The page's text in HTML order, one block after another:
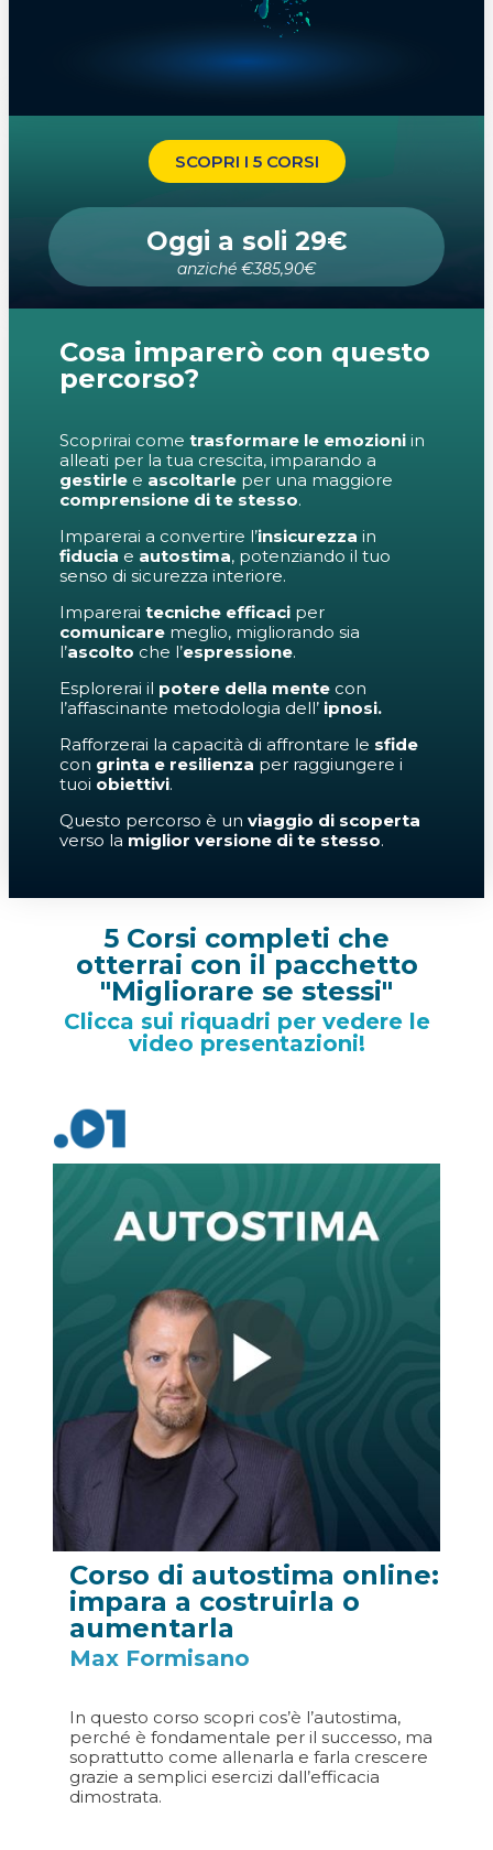
SCOPRI I 5 CORSI
Oggi a soli 29€
anziché €385,90€
Cosa imparerò con questo
percorso?
Scoprirai come trasformare le emozioni in
alleati per la tua crescita, imparando a
gestirle e ascoltarle per una maggiore
comprensione di te stesso.
Imparerai a convertire l’insicurezza in
fiducia e autostima, potenziando il tuo
senso di sicurezza interiore.
Imparerai tecniche efficaci per
comunicare meglio, migliorando sia
l’ascolto che l’espressione.
Esplorerai il potere della mente con
l’affascinante metodologia dell’ ipnosi.
Rafforzerai la capacità di affrontare le sfide
con grinta e resilienza per raggiungere i
tuoi obiettivi.
Questo percorso è un viaggio di scoperta
verso la miglior versione di te stesso.
5 Corsi completi che
otterrai con il pacchetto
"Migliorare se stessi"
Clicca sui riquadri per vedere le
video presentazioni!
Corso di autostima online:
impara a costruirla o
aumentarla
Max Formisano
In questo corso scopri cos’è l’autostima,
perché è fondamentale per il successo, ma
soprattutto come allenarla e farla crescere
grazie a semplici esercizi dall’efficacia
dimostrata.